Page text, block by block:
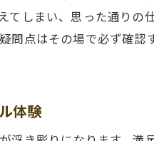
外構工事成功の鍵
外構工事おすすめ
外構工事の感想を活
てしまい、思った通り
問点はその場で必ず確
体験